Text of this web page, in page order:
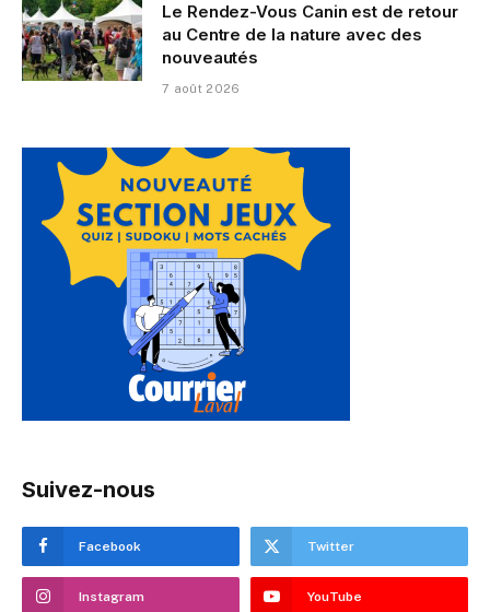
Le Rendez-Vous Canin est de retour
au Centre de la nature avec des
nouveautés
7 août 2026
Suivez-nous
Facebook Twitter
Instagram YouTube